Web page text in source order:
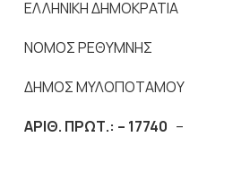
ΕΛΛΗΝΙΚΗ
ΝΟΜΟΣ ΡΕΘΥΜΝΗΣ
ΔΗΜΟΣ
ΑΡΙΘ. ΠΡΩΤ.: – 17740 –